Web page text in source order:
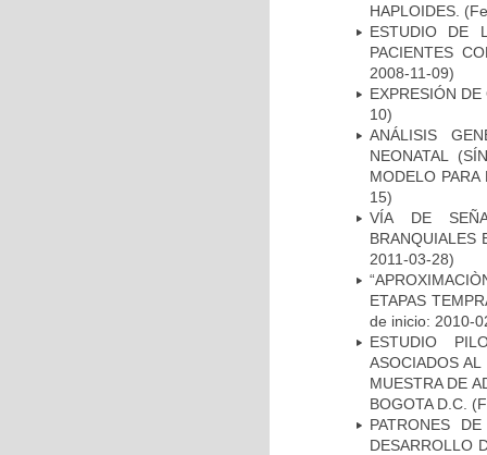
HAPLOIDES.
ESTUDIO DE
PACIENTES
2008-11-09)
EXPRESIÓN
10)
ANÁLISIS
NEONATAL
MODELO
15)
VÍA DE
BRANQUIALES
2011-03-28)
ETAPAS
de inicio: 2010-
ESTUDIO
ASOCIADOS
MUESTRA DE
BOGOTA D.C.
PATRONES
DESARROLLO